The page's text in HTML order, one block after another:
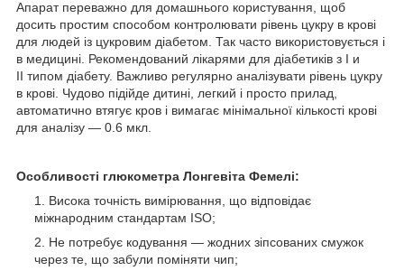
Апарат переважно для домашнього користування, щоб
досить простим способом контролювати рівень цукру в крові
для людей із цукровим діабетом. Так часто використовується і
в медицині. Рекомендований лікарями для діабетиків з I и
II типом діабету. Важливо регулярно аналізувати рівень цукру
в крові. Чудово підійде дитині, легкий і просто прилад,
автоматично втягує кров і вимагає мінімальної кількості крові
для аналізу — 0.6 мкл.
Особливості глюкометра Лонгевіта Фемелі:
Висока точність вимірювання, що відповідає
міжнародним стандартам ISO;
Не потребує кодування — жодних зіпсованих смужок
через те, що забули поміняти чип;